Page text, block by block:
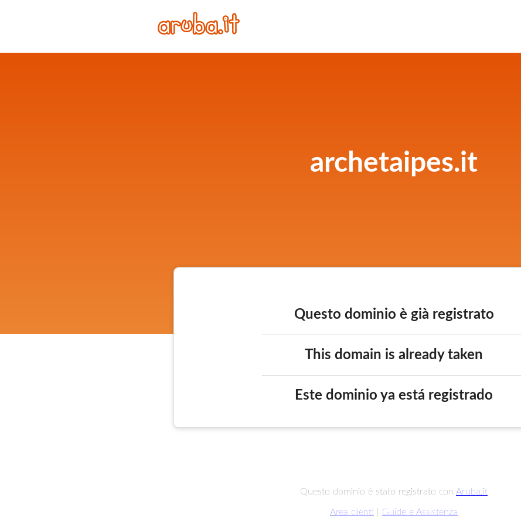
archetaipes.it
Questo dominio è già registrato
This domain is already taken
Este dominio ya está registrado
Questo dominio è stato registrato con Aruba.it
Area clienti Guide e Assistenza